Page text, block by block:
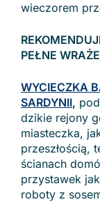
wieczorem
PEŁNE
WYCIECZKA
SARDYNII,
dzikie rejony
miasteczka,
przeszłością,
ścianach
przystawek
roboty z